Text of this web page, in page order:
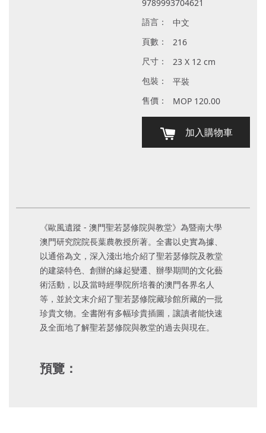
9789993704621
語言：
中文
頁數：
216
尺寸：
23 X 12 cm
包裝：
平裝
售價：
MOP 120.00
加入購物車
《歐風遺蹤 - 澳門聖若瑟修院與教堂》為暨南大學
澳門研究院院長葉農教授所著。全書以史實為據、
以通俗為文，深入淺出地介紹了聖若瑟修院及教堂
的建築特色、創辦的緣起變遷、辦學期間的文化藝
術活動，以及當時經學院所培養的澳門各界名人
等，並於文末介紹了聖若瑟修院藏珍館所藏的一批
珍貴文物。全書附有多幅珍貴插圖，讓讀者能快速
及全面地了解聖若瑟修院與教堂的過去與現在。
預覽：